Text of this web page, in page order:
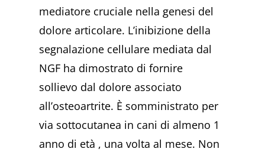
mediatore cruciale nella genesi del
dolore articolare. L’inibizione della
segnalazione cellulare mediata dal
NGF ha dimostrato di fornire
sollievo dal dolore associato
all’osteoartrite. È somministrato per
via sottocutanea in cani di almeno 1
anno di età , una volta al mese. Non